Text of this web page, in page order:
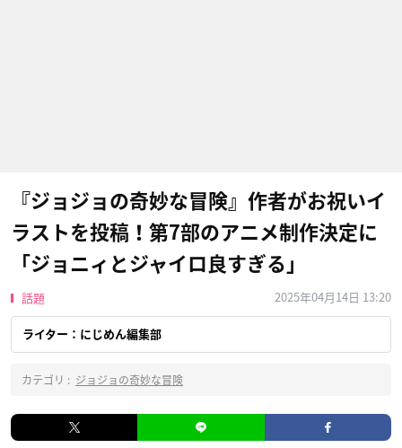
『ジョジョの奇妙な冒険』作者がお祝いイ
ラストを投稿！第7部のアニメ制作決定に
「ジョニィとジャイロ良すぎる」
話題 2025年04月14日 13:20
ライター：にじめん編集部
カテゴリ : ジョジョの奇妙な冒険